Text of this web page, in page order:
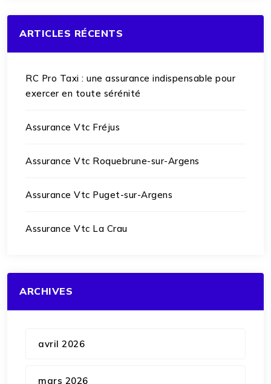
ARTICLES RÉCENTS
RC Pro Taxi : une assurance indispensable pour
exercer en toute sérénité
Assurance Vtc Fréjus
Assurance Vtc Roquebrune-sur-Argens
Assurance Vtc Puget-sur-Argens
Assurance Vtc La Crau
ARCHIVES
avril 2026
mars 2026